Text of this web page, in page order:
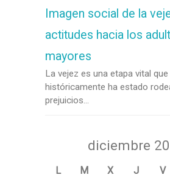
Imagen social de la
actitudes hacia los
mayores
La vejez es una etapa vital que
históricamente ha estado
prejuicios...
diciembre
L M X J V